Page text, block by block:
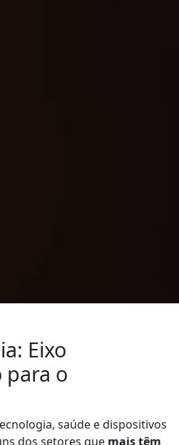
Eixo
o
saúde e dispositivos
dos setores que mais têm